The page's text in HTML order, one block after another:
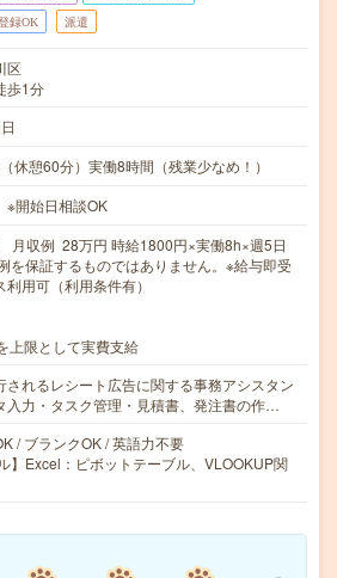
録OK 派遣
区
歩1分
休憩60分）実働8時間（残業少なめ！）
開始日相談OK
収例 28万円 時給1800円×実働8h×週5日
を保証するものではありません。※給与即受
用可（利用条件有）
上限として実費支給
されるレシート広告に関する事務アシスタン
入力・タスク管理・見積書、発注書の作…
/ ブランクOK / 英語力不要
】Excel：ピボットテーブル、VLOOKUP関